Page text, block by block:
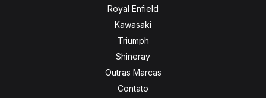
Royal Enfield
Kawasaki
Triumph
Shineray
Outras Marcas
Contato